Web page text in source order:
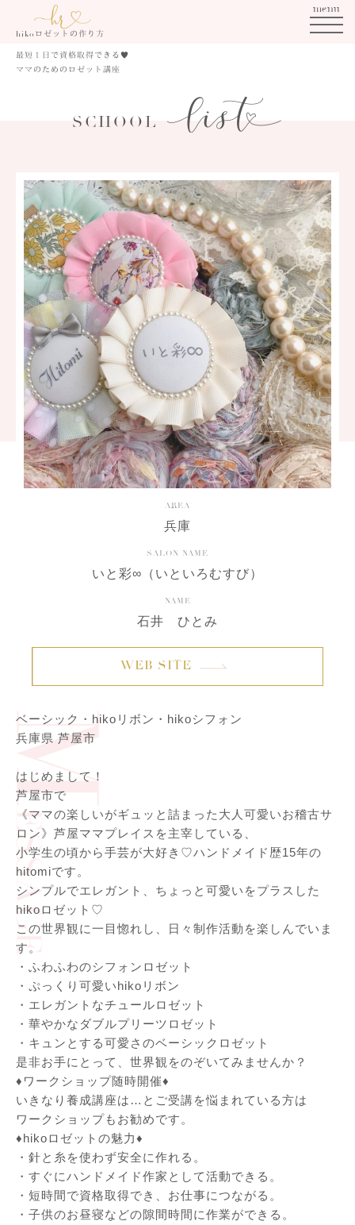
hiko ロゼットの作り方
menu
最短１日で資格取得できる♥
ママのためのロゼット講座
SCHOOL
AREA
兵庫
SALON NAME
いと彩∞（いといろむすび）
NAME
石井 ひとみ
WEB SITE
ベーシック・hikoリボン・hikoシフォン
兵庫県 芦屋市
はじめまして！
芦屋市で
《ママの楽しいがギュッと詰まった大人可愛いお稽古サ
ロン》 芦屋ママプレイスを主宰している、
小学生の頃から手芸が大好き♡ハンドメイド歴15年の
hitomiです。
シンプルでエレガント、ちょっと可愛いをプラスした
hikoロゼット♡
この世界観に一目惚れし、日々制作活動を楽しんでいま
す。
・ふわふわのシフォンロゼット
・ぷっくり可愛いhikoリボン
・エレガントなチュールロゼット
・華やかなダブルプリーツロゼット
・キュンとする可愛さのベーシックロゼット
是非お手にとって、世界観をのぞいてみませんか？
♦︎ワークショップ随時開催♦︎
いきなり養成講座は…とご受講を悩まれている方は
ワークショップもお勧めです。
♦︎hikoロゼットの魅力♦︎
・針と糸を使わず安全に作れる。
・すぐにハンドメイド作家として活動できる。
・短時間で資格取得でき、お仕事につながる。
・子供のお昼寝などの隙間時間に作業ができる。